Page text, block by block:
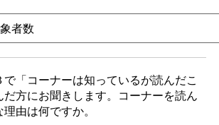
者数
で「コーナーは知っているが読んだこ
だ方にお聞きします。コーナーを読ん
由は何ですか。